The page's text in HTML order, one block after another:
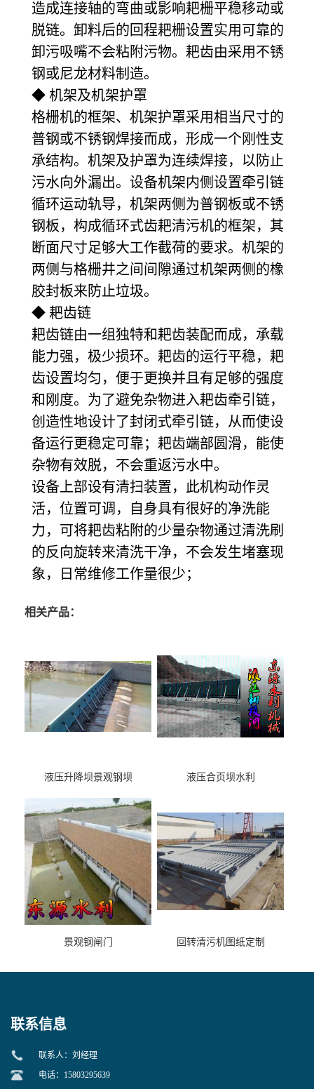
造成连接轴的弯曲或影响耙栅平稳移动或
脱链。卸料后的回程耙栅设置实用可靠的
卸污吸嘴不会粘附污物。耙齿由采用不锈
钢或尼龙材料制造。
◆ 机架及机架护罩
格栅机的框架、机架护罩采用相当尺寸的
普钢或不锈钢焊接而成，形成一个刚性支
承结构。机架及护罩为连续焊接，以防止
污水向外漏出。设备机架内侧设置牵引链
循环运动轨导，机架两侧为普钢板或不锈
钢板，构成循环式齿耙清污机的框架，其
断面尺寸足够大工作截荷的要求。机架的
两侧与格栅井之间间隙通过机架两侧的橡
胶封板来防止垃圾。
◆ 耙齿链
耙齿链由一组独特和耙齿装配而成，承载
能力强，极少损环。耙齿的运行平稳，耙
齿设置均匀，便于更换并且有足够的强度
和刚度。为了避免杂物进入耙齿牵引链，
创造性地设计了封闭式牵引链，从而使设
备运行更稳定可靠；耙齿端部圆滑，能使
杂物有效脱，不会重返污水中。
设备上部设有清扫装置，此机构动作灵
活，位置可调，自身具有很好的净洗能
力，可将耙齿粘附的少量杂物通过清洗刷
的反向旋转来清洗干净，不会发生堵塞现
象，日常维修工作量很少；
相关产品：
液压升降坝景观钢坝 液压合页坝水利
景观钢闸门 回转清污机图纸定制
联系信息
联系人：刘经理
电话：15803295639